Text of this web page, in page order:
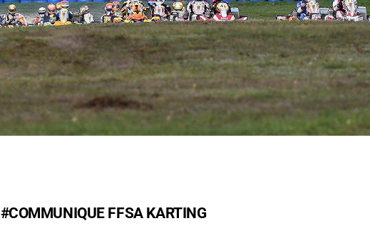
#COMMUNIQUE FFSA KARTING